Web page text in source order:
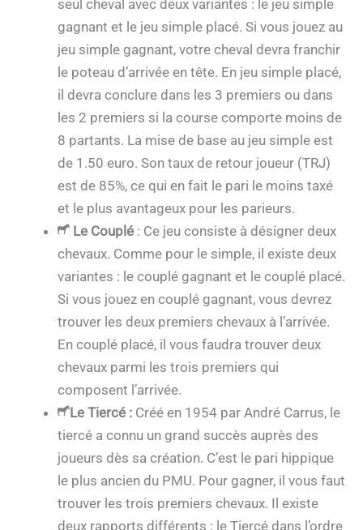
seul cheval avec deux variantes : le jeu simple
gagnant et le jeu simple placé. Si vous jouez au
jeu simple gagnant, votre cheval devra franchir
le poteau d’arrivée en tête. En jeu simple placé,
il devra conclure dans les 3 premiers ou dans
les 2 premiers si la course comporte moins de
8 partants. La mise de base au jeu simple est
de 1.50 euro. Son taux de retour joueur (TRJ)
est de 85%, ce qui en fait le pari le moins taxé
et le plus avantageux pour les parieurs.
Le Couplé : Ce jeu consiste à désigner deux
chevaux. Comme pour le simple, il existe deux
variantes : le couplé gagnant et le couplé placé.
Si vous jouez en couplé gagnant, vous devrez
trouver les deux premiers chevaux à l’arrivée.
En couplé placé, il vous faudra trouver deux
chevaux parmi les trois premiers qui
composent l’arrivée.
Le Tiercé : Créé en 1954 par André Carrus, le
tiercé a connu un grand succès auprès des
joueurs dès sa création. C’est le pari hippique
le plus ancien du PMU. Pour gagner, il vous faut
trouver les trois premiers chevaux. Il existe
deux rapports différents : le Tiercé dans l’ordre